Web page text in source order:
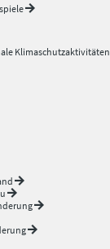
Klimaschutzaktivitäten